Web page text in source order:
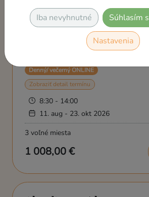
Akreditovaný kurz
Účtovník/Účtovníčka
Denný/ večerný ONLINE
Zobraziť detail termínu
8:30 - 14:00
11. aug - 23. okt 2026
3 voľné miesta
1 008,00 €
Iba nevyhnutné Súhlasím
Nastavenia